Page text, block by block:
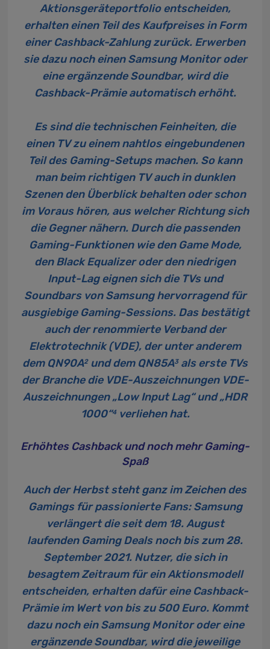
Aktionsgeräteportfolio entscheiden,
erhalten einen Teil des Kaufpreises in Form
einer Cashback-Zahlung zurück. Erwerben
sie dazu noch einen Samsung Monitor oder
eine ergänzende Soundbar, wird die
Cashback-Prämie automatisch erhöht.
Es sind die technischen Feinheiten, die
einen TV zu einem nahtlos eingebundenen
Teil des Gaming-Setups machen. So kann
man beim richtigen TV auch in dunklen
Szenen den Überblick behalten oder schon
im Voraus hören, aus welcher Richtung sich
die Gegner nähern. Durch die passenden
Gaming-Funktionen wie den Game Mode,
den Black Equalizer oder den niedrigen
Input-Lag eignen sich die TVs und
Soundbars von Samsung hervorragend für
ausgiebige Gaming-Sessions. Das bestätigt
auch der renommierte Verband der
Elektrotechnik (VDE), der unter anderem
dem QN90A2und dem QN85A3als erste TVs
der Branche die VDE-Auszeichnungen VDE-
Auszeichnungen „Low Input Lag“ und „HDR
1000“4verliehen hat.
Erhöhtes Cashback und noch mehr Gaming-
Spaß
Auch der Herbst steht ganz im Zeichen des
Gamings für passionierte Fans: Samsung
verlängert die seit dem 18. August
laufenden Gaming Deals noch bis zum 28.
September 2021. Nutzer, die sich in
besagtem Zeitraum für ein Aktionsmodell
entscheiden, erhalten dafür eine Cashback-
Prämie im Wert von bis zu 500 Euro. Kommt
dazu noch ein Samsung Monitor oder eine
ergänzende Soundbar, wird die jeweilige